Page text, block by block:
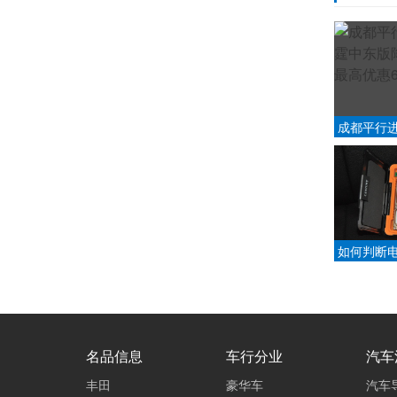
成都平行
版降价促
如何判断
名品信息
丰田
车行分业
豪华车
汽
汽车